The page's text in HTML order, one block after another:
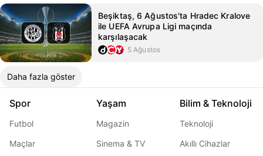
Beşiktaş, 6 Ağustos'ta Hradec Kralove
ile UEFA Avrupa Ligi maçında
karşılaşacak
5 Ağustos
Daha fazla göster
Spor
Futbol
Maçlar
Yaşam
Magazin
Sinema & TV
Bilim & Teknoloji
Teknoloji
Akıllı Cihazlar